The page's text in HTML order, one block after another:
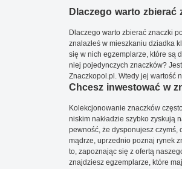
Dlaczego warto zbierać
Dlaczego warto zbierać znaczki
znalazłeś w mieszkaniu dziadka
się w nich egzemplarze, które są
niej pojedynczych znaczków?
Znaczkopol.pl. Wtedy jej wartość
Chcesz inwestować w
Kolekcjonowanie znaczków
niskim nakładzie szybko zyskują
pewność, że dysponujesz czymś,
mądrze, uprzednio poznaj rynek
to, zapoznając się z ofertą
znajdziesz egzemplarze, które